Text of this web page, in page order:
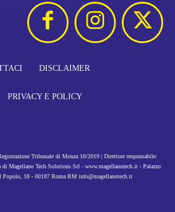
DISCLAIMER
PRIVACY E POLICY
Tribunale di Monza 10/2019 | Direttore responsabile:
di Magellano Tech Solutions Srl - www.magellanotech.it - Palazzo
Popolo, 18 - 00187 Roma RM info@magellanotech.it